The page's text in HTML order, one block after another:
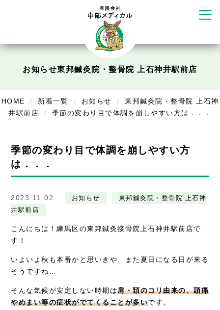
かえる堂鍼灸院 整骨院 うるま店 ウェルネス鍼灸院・接骨院 甲府千
リラクゼーション
ボディコンフォート Cure
デイサービスあやめ
在宅部門事務所
美容鍼・コルギ
症例別施術
採用情報
お知らせ東邦鍼灸院・整骨院 上石神井駅前店
HOME 新着一覧 お知らせ
東邦鍼灸院・整骨院 上石神
井駅前店
季節の変わり目で体調を崩しやすい方は．．．
季節の変わり目で体調を崩しやすい方
は．．．
2023.11.02 お知らせ
東邦鍼灸院・整骨院 上石神
井駅前店
こんにちは！練馬区の東邦鍼灸接骨院上石神井駅前店で
す！
いよいよ秋も本番かと思いきや、また夏日になる日が来る
そうですね…
そんな気候が安定しない時期は肩・頚のコリ由来の、頭痛
やめまい等の症状がでてくることが多いです。